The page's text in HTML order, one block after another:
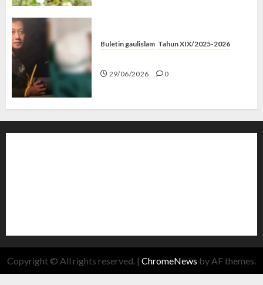
Buletin gaulislam Tahun XIX/2025-2026
29/06/2026 0
Copyright © All rights reserved. | ChromeNews by AF themes.